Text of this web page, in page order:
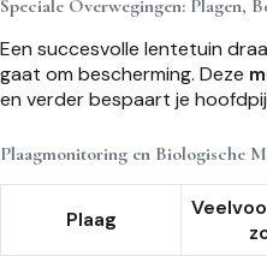
Speciale Overwegingen: Plagen,
Een succesvolle lentetuin
gaat om bescherming. Deze
en verder bespaart je
Plaagmonitoring en Biologische
Plaag